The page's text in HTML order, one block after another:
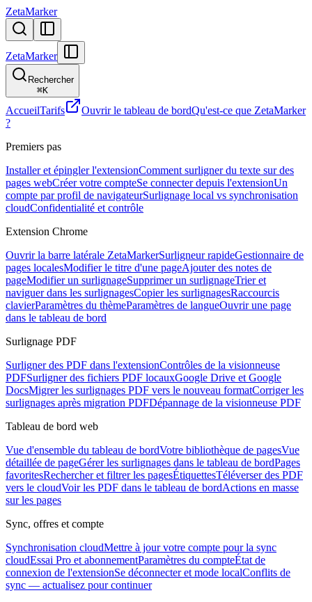
ZetaMarker
ZetaMarker
Rechercher
⌘K
AccueilTarifs Ouvrir le tableau de bordQu'est-ce que ZetaMarker
?
Premiers pas
Installer et épingler l'extensionComment surligner du texte sur des
pages webCréer votre compteSe connecter depuis l'extensionUn
compte par profil de navigateurSurlignage local vs synchronisation
cloudConfidentialité et contrôle
Extension Chrome
Ouvrir la barre latérale ZetaMarkerSurligneur rapideGestionnaire de
pages localesModifier le titre d'une pageAjouter des notes de
pageModifier un surlignageSupprimer un surlignageTrier et
naviguer dans les surlignagesCopier les surlignagesRaccourcis
clavierParamètres du thèmeParamètres de langueOuvrir une page
dans le tableau de bord
Surlignage PDF
Surligner des PDF dans l'extensionContrôles de la visionneuse
PDFSurligner des fichiers PDF locauxGoogle Drive et Google
DocsMigrer les surlignages PDF vers le nouveau formatCorriger les
surlignages après migration PDFDépannage de la visionneuse PDF
Tableau de bord web
Vue d'ensemble du tableau de bordVotre bibliothèque de pagesVue
détaillée de pageGérer les surlignages dans le tableau de bordPages
favoritesRechercher et filtrer les pagesÉtiquettesTéléverser des PDF
vers le cloudVoir les PDF dans le tableau de bordActions en masse
sur les pages
Sync, offres et compte
Synchronisation cloudMettre à jour votre compte pour la sync
cloudEssai Pro et abonnementParamètres du compteÉtat de
connexion de l'extensionSe déconnecter et mode localConflits de
sync — actualisez pour continuer